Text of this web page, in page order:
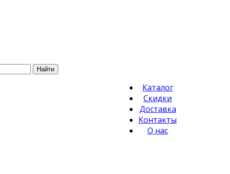
Найти
Каталог
Скидки
Доставка
Контакты
О нас